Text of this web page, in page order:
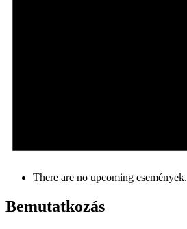
There are no upcoming események.
Bemutatkozás